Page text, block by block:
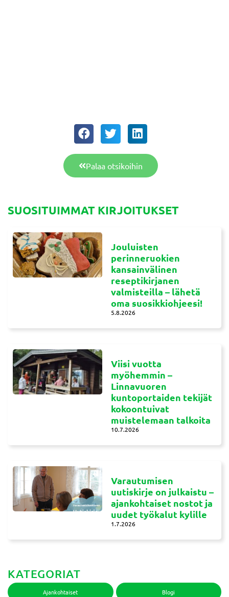
Palaa otsikoihin
SUOSITUIMMAT KIRJOITUKSET
Jouluisten
perinneruokien
kansainvälinen
reseptikirjanen
valmisteilla – lähetä
oma suosikkiohjeesi!
5.8.2026
Viisi vuotta
myöhemmin –
Linnavuoren
kuntoportaiden tekijät
kokoontuivat
muistelemaan talkoita
10.7.2026
Varautumisen
uutiskirje on julkaistu –
ajankohtaiset nostot ja
uudet työkalut kylille
1.7.2026
KATEGORIAT
Ajankohtaiset Blogi